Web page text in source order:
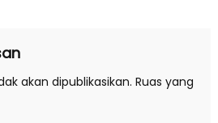
akan dipublikasikan. Ruas yang